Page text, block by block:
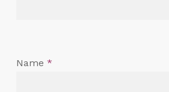
Name *